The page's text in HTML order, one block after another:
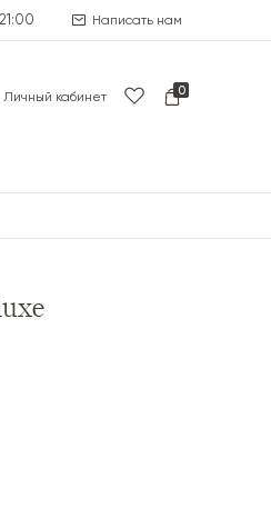
Написать нам
Личный кабинет 0